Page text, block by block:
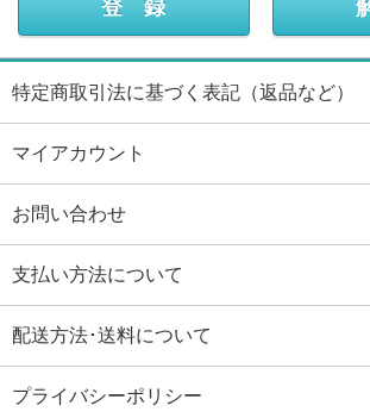
特定商取引法に基づく表記（返品など）
マイアカウント
お問い合わせ
支払い方法について
配送方法･送料について
プライバシーポリシー